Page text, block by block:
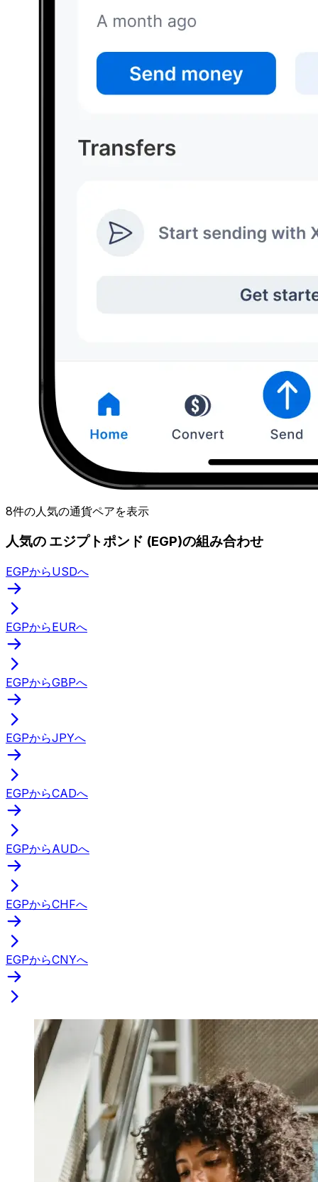
8件の人気の通貨ペアを表示
人気の エジプトポンド (EGP)の組み合わせ
EGPからUSDへ
EGPからEURへ
EGPからGBPへ
EGPからJPYへ
EGPからCADへ
EGPからAUDへ
EGPからCHFへ
EGPからCNYへ